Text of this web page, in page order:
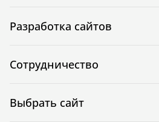
Разработка сайтов
Сотрудничество
Выбрать сайт